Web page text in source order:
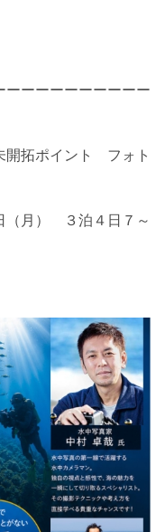
ーーーーーーーーー
開拓ポイント フォト
月） ３泊４日７～